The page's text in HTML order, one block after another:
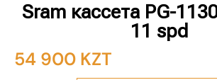
Sram кассета PG-
11 spd
54 900 KZT